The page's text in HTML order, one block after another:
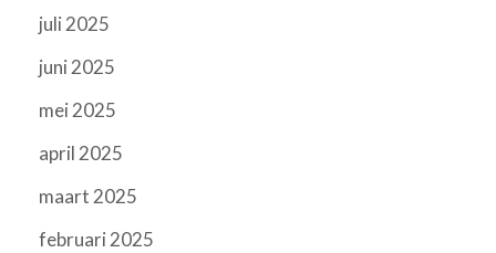
juli 2025
juni 2025
mei 2025
april 2025
maart 2025
februari 2025